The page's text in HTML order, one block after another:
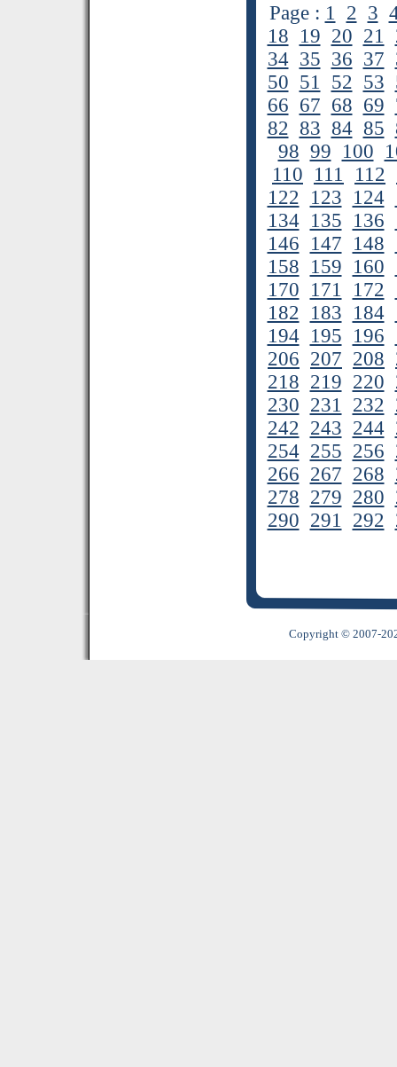
Page : 1 2 3
18 19 20 21
34 35 36 37
50 51 52 53
66 67 68 69
82 83 84 85
98 99 100
110 111 112
122 123 124
134 135 136
146 147 148
158 159 160
170 171 172
182 183 184
194 195 196
206 207 208
218 219 220
230 231 232
242 243 244
254 255 256
266 267 268
278 279 280
290 291 292
Copyright © 2007-